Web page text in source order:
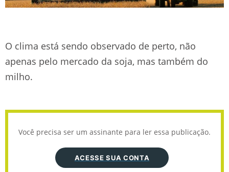
O clima está sendo observado de perto, não
apenas pelo mercado da soja, mas também do
milho.
Você precisa ser um assinante para ler essa publicação.
ACESSE SUA CONTA